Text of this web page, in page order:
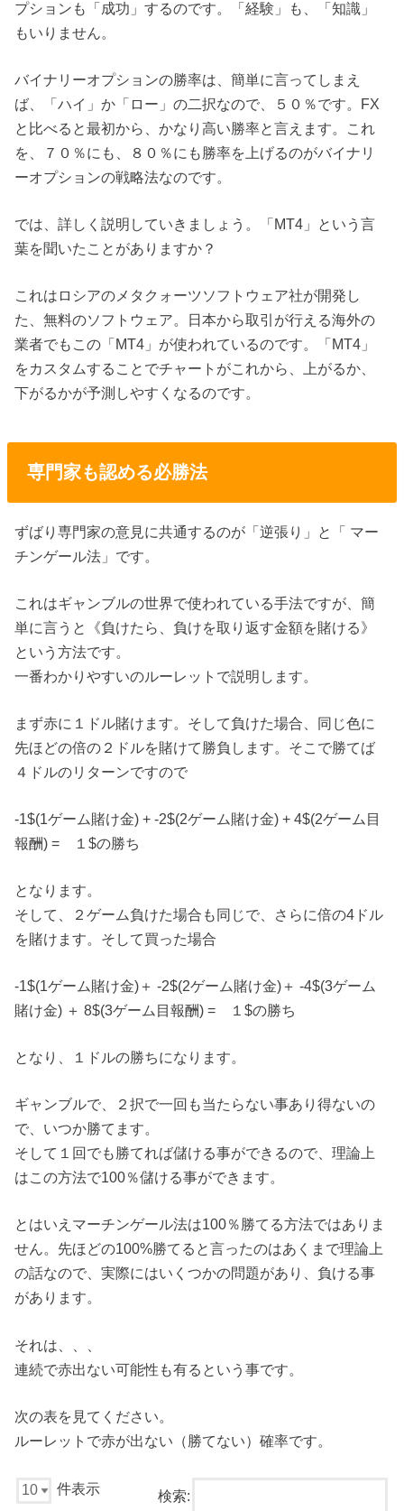
プションも「成功」するのです。「経験」も、「知識」
もいりません。
バイナリーオプションの勝率は、簡単に言ってしまえ
ば、「ハイ」か「ロー」の二択なので、５０％です。FX
と比べると最初から、かなり高い勝率と言えます。これ
を、７０％にも、８０％にも勝率を上げるのがバイナリ
ーオプションの戦略法なのです。
では、詳しく説明していきましょう。「MT4」という言
葉を聞いたことがありますか？
これはロシアのメタクォーツソフトウェア社が開発し
た、無料のソフトウェア。日本から取引が行える海外の
業者でもこの「MT4」が使われているのです。「MT4」
をカスタムすることでチャートがこれから、上がるか、
下がるかが予測しやすくなるのです。
専門家も認める必勝法
ずばり専門家の意見に共通するのが「逆張り」と「 マー
チンゲール法」です。
これはギャンブルの世界で使われている手法ですが、簡
単に言うと《負けたら、負けを取り返す金額を賭ける》
という方法です。
一番わかりやすいのルーレットで説明します。
まず赤に１ドル賭けます。そして負けた場合、同じ色に
先ほどの倍の２ドルを賭けて勝負します。そこで勝てば
４ドルのリターンですので
-1$(1ゲーム賭け金) + -2$(2ゲーム賭け金) + 4$(2ゲーム目
報酬) = １$の勝ち
となります。
そして、２ゲーム負けた場合も同じで、さらに倍の4ドル
を賭けます。そして買った場合
-1$(1ゲーム賭け金)＋ -2$(2ゲーム賭け金)＋ -4$(3ゲーム
賭け金) ＋ 8$(3ゲーム目報酬) = １$の勝ち
となり、１ドルの勝ちになります。
ギャンブルで、２択で一回も当たらない事あり得ないの
で、いつか勝てます。
そして１回でも勝てれば儲ける事ができるので、理論上
はこの方法で100％儲ける事ができます。
とはいえマーチンゲール法は100％勝てる方法ではありま
せん。先ほどの100%勝てると言ったのはあくまで理論上
の話なので、実際にはいくつかの問題があり、負ける事
があります。
それは、、、
連続で赤出ない可能性も有るという事です。
次の表を見てください。
ルーレットで赤が出ない（勝てない）確率です。
件表示 検索: